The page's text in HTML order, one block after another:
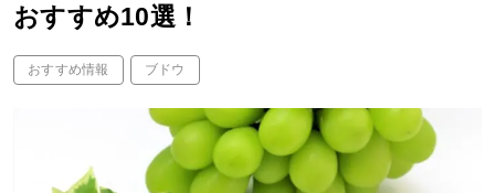
おすすめ10選！
おすすめ情報 ブドウ